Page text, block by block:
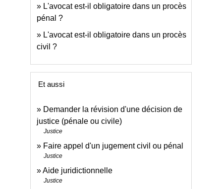
L'avocat est-il obligatoire dans un procès
pénal ?
L'avocat est-il obligatoire dans un procès
civil ?
Et aussi
Demander la révision d'une décision de
justice (pénale ou civile)
Justice
Faire appel d'un jugement civil ou pénal
Justice
Aide juridictionnelle
Justice